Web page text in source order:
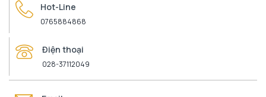
Hot-Line
0765884868
Điện thoại
028-37112049